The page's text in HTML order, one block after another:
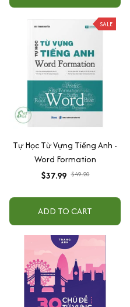
SALE
Tự Học Từ Vựng Tiếng Anh -
Word Formation
$37.99 $49.20
ADD TO CART